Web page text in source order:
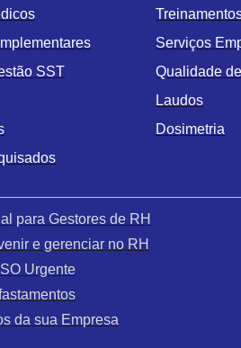
SST
Serviços
Qualidade
Laudos
Dosimetria
para Gestores de RH
e gerenciar no RH
Urgente
da sua Empresa